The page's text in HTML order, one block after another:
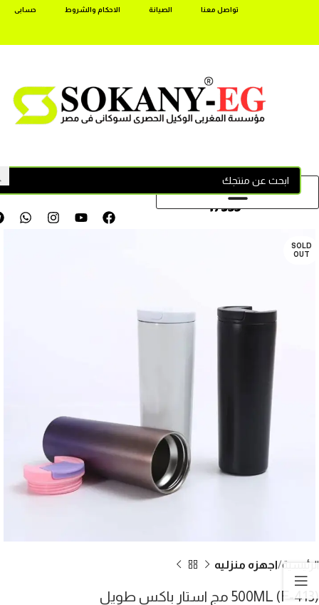
تواصل معنا الصيانة الاحكام والشروط حسابى
17355
SOLD
OUT
الرئيسية اجهزه منزليه
(F-413) 500ML مج استار باكس طويل